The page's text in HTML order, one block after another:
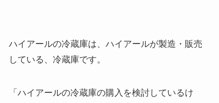
ハイアールの冷蔵庫は、ハイアールが製造・販売
している、冷蔵庫です。
「ハイアールの冷蔵庫の購入を検討しているけ